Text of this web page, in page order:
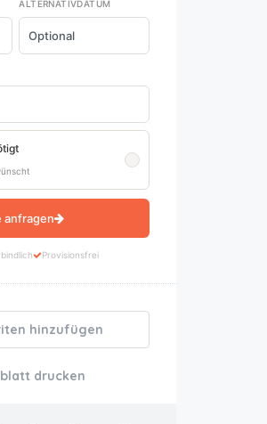
ALTERNATIVDATUM
anfragen
Provisionsfrei
hinzufügen
drucken